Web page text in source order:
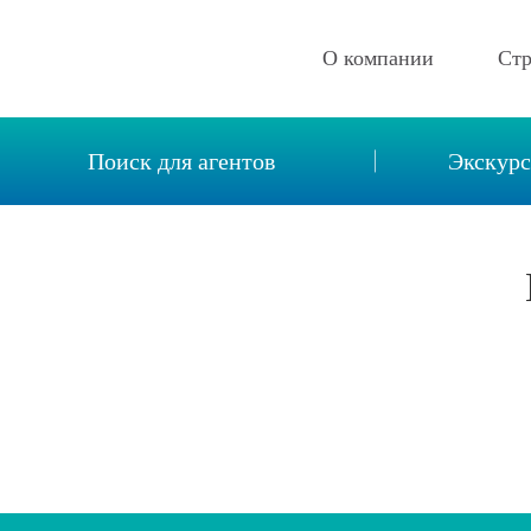
О компании
Описание компании
Новости
Поиск для агентов